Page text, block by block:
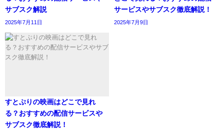
サブスク解説
2025年7月11日
サービスやサブスク徹底解説！
2025年7月9日
すとぷりの映画はどこで見れ
る？おすすめの配信サービスや
サブスク徹底解説！